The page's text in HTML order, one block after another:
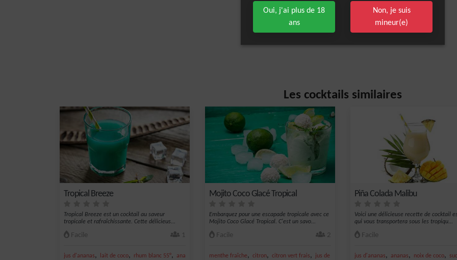
Les cocktails similaires
Tropical Breeze
Tropical Breeze est un cocktail au saveur
tropicale et rafraîchissante. Cette délicieus...
Facile 1
jus d'ananas, lait de coco, rhum blanc 55°, ananas noix de coco
Mojito Coco Glacé Tropical
Embarquez pour une escapade tropicale avec ce
Mojito Coco Glacé Tropical. C'est un savo...
Facile 2
menthe fraîche, citron, citron vert frais, jus de citron vert, noix de coco
Piña Colada Malibu
Voici une délicieuse recette de cocktail
qui vous transportera sous les tropiqu...
Facile
jus d'ananas, ananas, noix de coco,
Oui, j'ai plus de 18
ans
Non, je suis
mineur(e)